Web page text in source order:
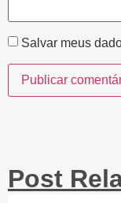
Salvar meus
Post